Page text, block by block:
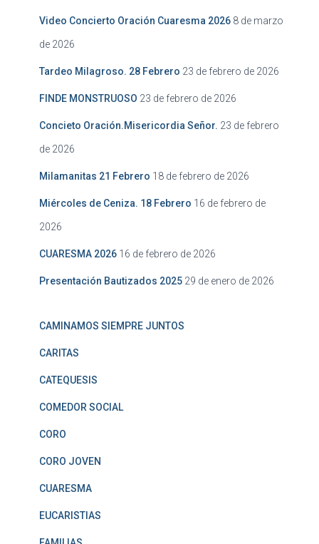
Video Concierto Oración Cuaresma 2026 8 de marzo
de 2026
Tardeo Milagroso. 28 Febrero 23 de febrero de 2026
FINDE MONSTRUOSO 23 de febrero de 2026
Concieto Oración.Misericordia Señor. 23 de febrero
de 2026
Milamanitas 21 Febrero 18 de febrero de 2026
Miércoles de Ceniza. 18 Febrero 16 de febrero de
2026
CUARESMA 2026 16 de febrero de 2026
Presentación Bautizados 2025 29 de enero de 2026
CAMINAMOS SIEMPRE JUNTOS
CARITAS
CATEQUESIS
COMEDOR SOCIAL
CORO
CORO JOVEN
CUARESMA
EUCARISTIAS